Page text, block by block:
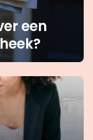
een